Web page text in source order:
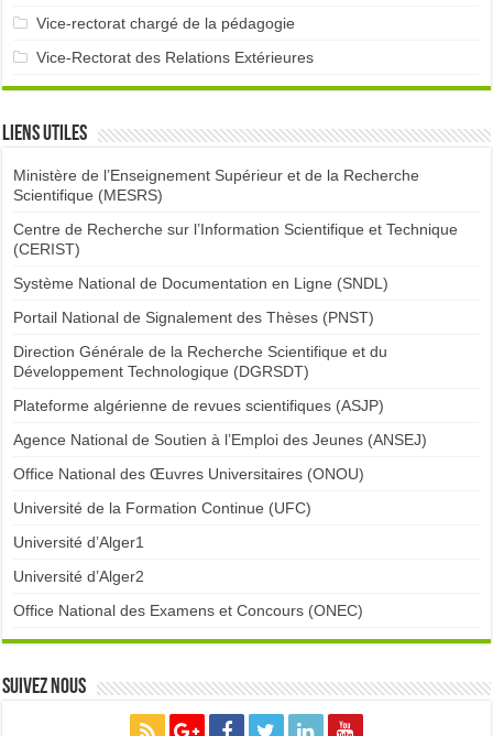
Vice-rectorat chargé de la pédagogie
Vice-Rectorat des Relations Extérieures
Liens utiles
Ministère de l’Enseignement Supérieur et de la Recherche
Scientifique (MESRS)
Centre de Recherche sur l’Information Scientifique et Technique
(CERIST)
Système National de Documentation en Ligne (SNDL)
Portail National de Signalement des Thèses (PNST)
Direction Générale de la Recherche Scientifique et du
Développement Technologique (DGRSDT)
Plateforme algérienne de revues scientifiques (ASJP)
Agence National de Soutien à l’Emploi des Jeunes (ANSEJ)
Office National des Œuvres Universitaires (ONOU)
Université de la Formation Continue (UFC)
Université d’Alger1
Université d’Alger2
Office National des Examens et Concours (ONEC)
Suivez nous